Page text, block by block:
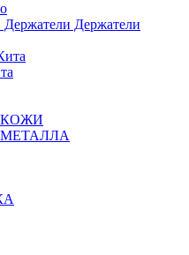
Держатели Держатели
КОЖИ